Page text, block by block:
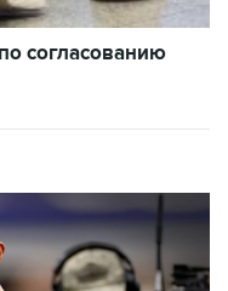
согласованию